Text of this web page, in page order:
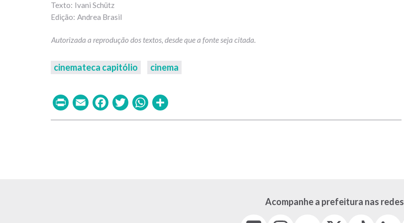
Ivani Schütz
Andrea Brasil
cinemateca capitólio cinema
PrintEmailFacebook
TwitterWhatsApp
Acompanhe a prefeitura nas redes
FacebookInstagram Tiktok LinkedIn